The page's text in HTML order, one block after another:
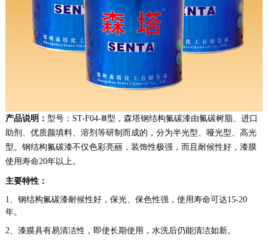
产品说明： 型号：ST-F04-Ⅲ型，森塔钢结构氟碳漆由氟碳树脂、进口
助剂、优质颜填料、溶剂等研制而成的，分为半光型、哑光型、高光
型。钢结构氟碳漆不仅色彩亮丽，装饰性极强，而且耐候性好，漆膜
使用寿命20年以上。
主要特性：
1、钢结构氟碳漆耐候性好，保光、保色性强，使用寿命可达15-20
年。
2、漆膜具有易清洁性，即使长期使用，水洗后仍能清洁如新。